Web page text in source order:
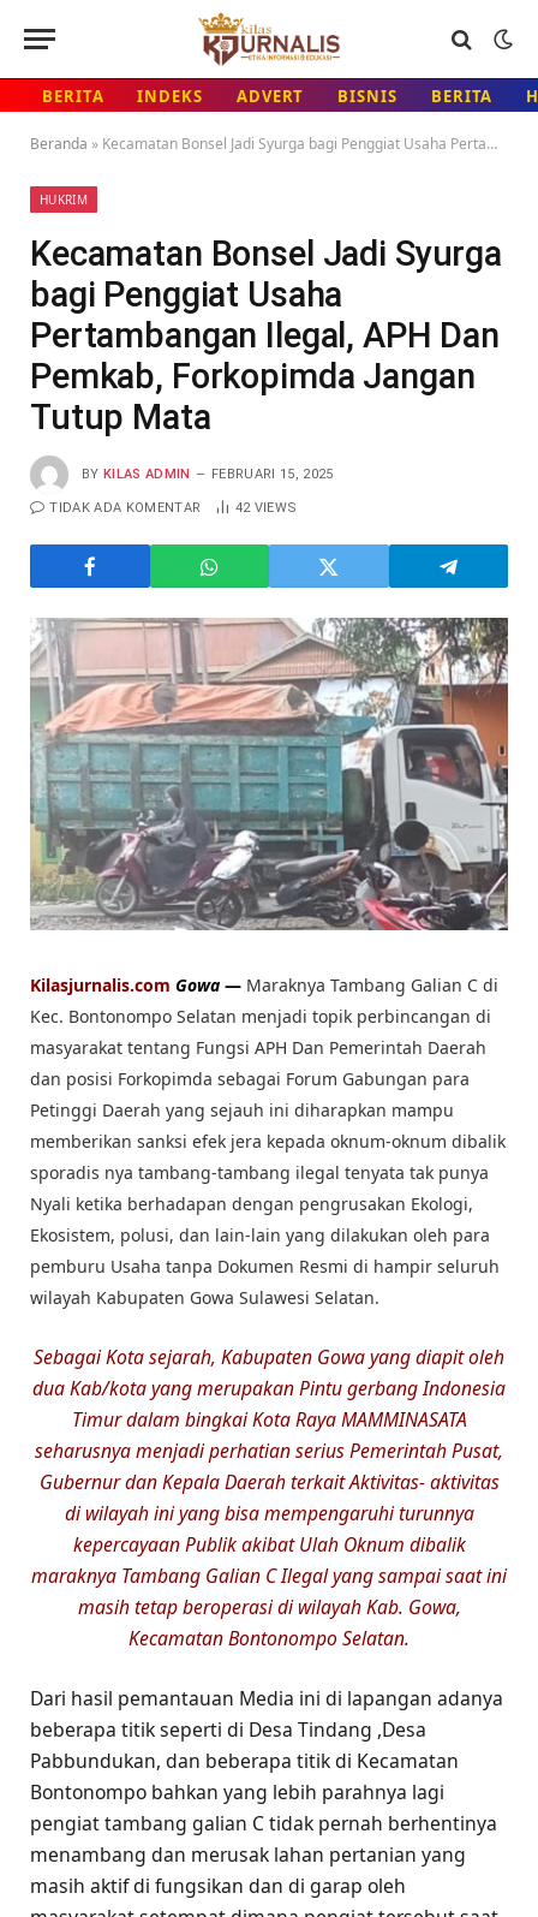
BERITA INDEKS ADVERT BISNIS BERITA
Beranda » Kecamatan Bonsel Jadi Syurga bagi Penggiat Usaha Pertambangan Ilegal, APH Dan Pemkab, Forkopimda Jangan Tutup Mata
HUKRIM
Kecamatan Bonsel Jadi Syurga
bagi Penggiat Usaha
Pertambangan Ilegal, APH Dan
Pemkab, Forkopimda Jangan
Tutup Mata
BY KILAS ADMIN FEBRUARI 15, 2025
TIDAK ADA KOMENTAR 42 VIEWS
Kilasjurnalis.com Gowa — Maraknya Tambang Galian C di
Kec. Bontonompo Selatan menjadi topik perbincangan di
masyarakat tentang Fungsi APH Dan Pemerintah Daerah
dan posisi Forkopimda sebagai Forum Gabungan para
Petinggi Daerah yang sejauh ini diharapkan mampu
memberikan sanksi efek jera kepada oknum-oknum dibalik
sporadis nya tambang-tambang ilegal tenyata tak punya
Nyali ketika berhadapan dengan pengrusakan Ekologi,
Ekosistem, polusi, dan lain-lain yang dilakukan oleh para
pemburu Usaha tanpa Dokumen Resmi di hampir seluruh
wilayah Kabupaten Gowa Sulawesi Selatan.
Sebagai Kota sejarah, Kabupaten Gowa yang diapit oleh
dua Kab/kota yang merupakan Pintu gerbang Indonesia
Timur dalam bingkai Kota Raya MAMMINASATA
seharusnya menjadi perhatian serius Pemerintah Pusat,
Gubernur dan Kepala Daerah terkait Aktivitas- aktivitas
di wilayah ini yang bisa mempengaruhi turunnya
kepercayaan Publik akibat Ulah Oknum dibalik
maraknya Tambang Galian C Ilegal yang sampai saat ini
masih tetap beroperasi di wilayah Kab. Gowa,
Kecamatan Bontonompo Selatan.
Dari hasil pemantauan Media ini di lapangan adanya
beberapa titik seperti di Desa Tindang ,Desa
Pabbundukan, dan beberapa titik di Kecamatan
Bontonompo bahkan yang lebih parahnya lagi
pengiat tambang galian C tidak pernah berhentinya
menambang dan merusak lahan pertanian yang
masih aktif di fungsikan dan di garap oleh